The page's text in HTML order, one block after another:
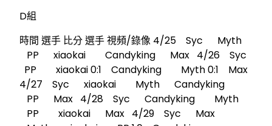
D組
時間 選手 比分 選手 視頻/錄像 4/25 Syc Myth
PP xiaokai Candyking Max 4/26 Syc
PP xiaokai 0:1 Candyking Myth 0:1 Max
4/27 Syc xiaokai Myth Candyking
PP Max 4/28 Syc Candyking Myth
PP xiaokai Max 4/29 Syc Max